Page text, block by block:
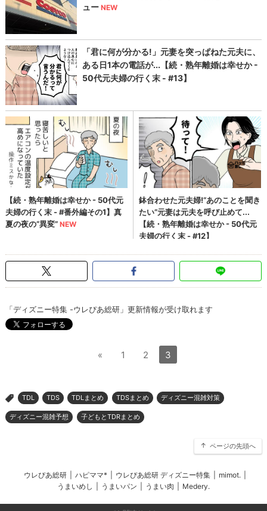
「ディズニー特集 -ウレぴあ総研」更新情報が受け取れます
« 1 2 3
> TDL TDS TDLまとめ TDSまとめ ディズニー混雑対策
ディズニー混雑予想 子どもとTDRまとめ
ページの先頭へ
ウレぴあ総研 ハピママ* ウレぴあ総研 ディズニー特集 mimot.
うまいめし
うまいパン うまい肉 Medery.